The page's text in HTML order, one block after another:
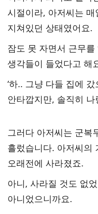
시절이라, 아저씨는
지쳐있던 상태였어요.
잠도 못 자면서 근무
생각들이 들었다고 해
‘하.. 그냥 다들 집에
안타깝지만, 솔직히 나
그러다 아저씨는 군복
흘렀습니다. 아저씨의
오래전에 사라졌죠.
아니, 사라질 것도 없
아니었으니까요.